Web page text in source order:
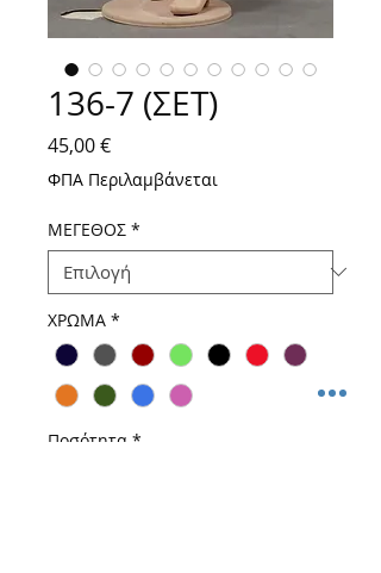
136-7 (ΣΕΤ)
45,00 €Τιμή
ΦΠΑ Περιλαμβάνεται
ΜΕΓΕΘΟΣ *
ΧΡΩΜΑ *
Ποσότητα *